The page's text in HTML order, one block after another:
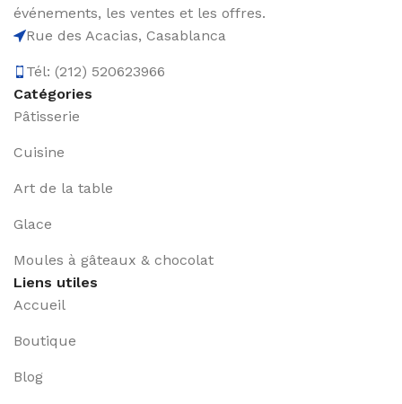
événements, les ventes et les offres.
Rue des Acacias, Casablanca
Tél: (212) 520623966
Catégories
Pâtisserie
Cuisine
Art de la table
Glace
Moules à gâteaux & chocolat
Liens utiles
Accueil
Boutique
Blog